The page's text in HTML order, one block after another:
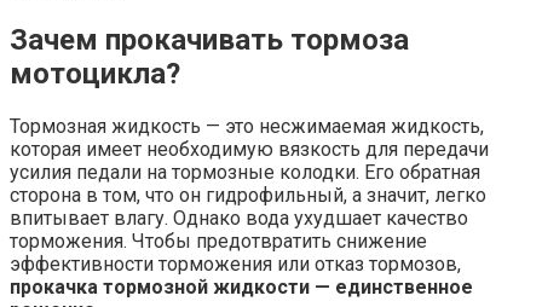
Зачем прокачивать тормоза
мотоцикла?
Тормозная жидкость — это несжимаемая жидкость,
которая имеет необходимую вязкость для передачи
усилия педали на тормозные колодки. Его обратная
сторона в том, что он гидрофильный, а значит, легко
впитывает влагу. Однако вода ухудшает качество
торможения. Чтобы предотвратить снижение
эффективности торможения или отказ тормозов,
прокачка тормозной жидкости — единственное